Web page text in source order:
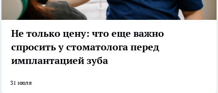
Не только цену: что еще важно
спросить у стоматолога перед
имплантацией зуба
31 июля